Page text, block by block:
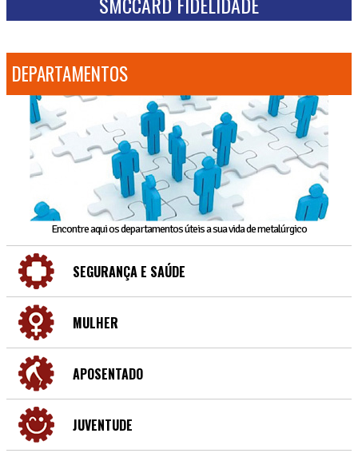
DEPARTAMENTOS
Encontre aqui os departamentos úteis a sua vida de metalúrgico
SEGURANÇA E SAÚDE
MULHER
APOSENTADO
JUVENTUDE